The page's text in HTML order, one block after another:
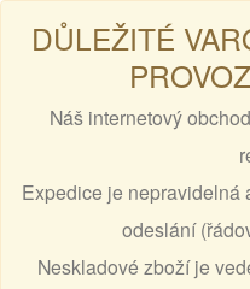
DŮLEŽITÉ
Náš internetový
Expedice je nepravidelná
odeslání
Neskladové zboží je